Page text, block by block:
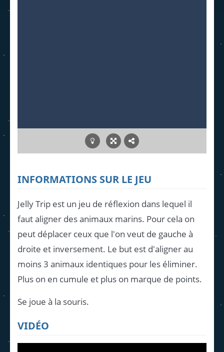
INFORMATIONS SUR LE JEU
Jelly Trip est un jeu de réflexion dans lequel il
faut aligner des animaux marins. Pour cela on
peut déplacer ceux que l'on veut de gauche à
droite et inversement. Le but est d'aligner au
moins 3 animaux identiques pour les éliminer.
Plus on en cumule et plus on marque de points.
Se joue à la souris.
VIDÉO